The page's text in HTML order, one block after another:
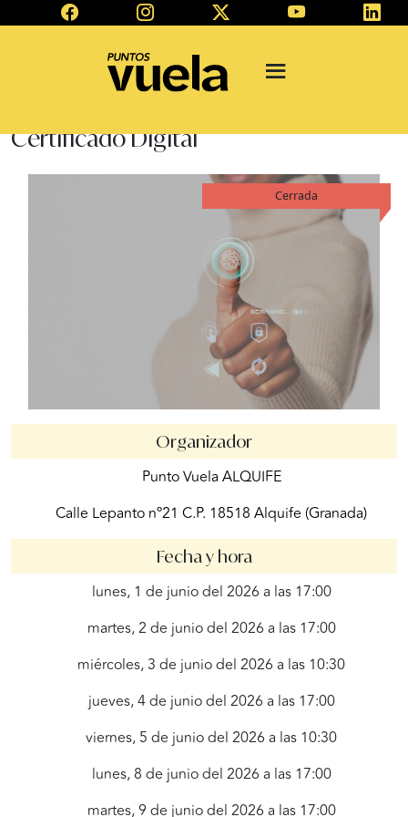
Certificado Digital
Cerrada
Organizador
Punto Vuela ALQUIFE
Calle Lepanto nº21 C.P. 18518 Alquife (Granada)
Fecha y hora
lunes, 1 de junio del 2026 a las 17:00
martes, 2 de junio del 2026 a las 17:00
miércoles, 3 de junio del 2026 a las 10:30
jueves, 4 de junio del 2026 a las 17:00
viernes, 5 de junio del 2026 a las 10:30
lunes, 8 de junio del 2026 a las 17:00
martes, 9 de junio del 2026 a las 17:00